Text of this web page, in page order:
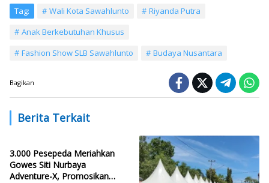
Tag: Wali Kota Sawahlunto
Riyanda Putra
Anak Berkebutuhan Khusus
Fashion Show SLB Sawahlunto
Budaya Nusantara
Bagikan
Berita Terkait
3.000 Pesepeda Meriahkan
Gowes Siti Nurbaya
Adventure-X, Promosikan